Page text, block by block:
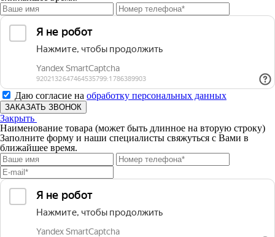
Даю согласие на обработку персональных данных
ЗАКАЗАТЬ ЗВОНОК
Закрыть
Наименование товара (может быть длинное на вторую строку)
Заполните форму и наши специалисты свяжуться с Вами в
ближайшее время.